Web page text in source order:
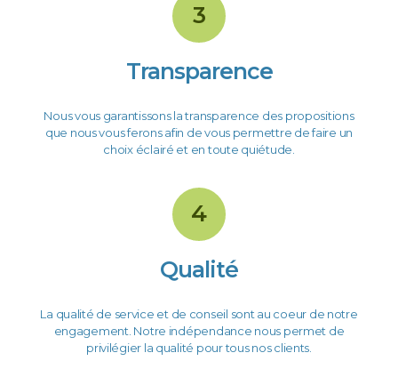
3
Transparence
Nous vous garantissons la transparence des propositions
que nous vous ferons afin de vous permettre de faire un
choix éclairé et en toute quiétude.
4
Qualité
La qualité de service et de conseil sont au coeur de notre
engagement. Notre indépendance nous permet de
privilégier la qualité pour tous nos clients.